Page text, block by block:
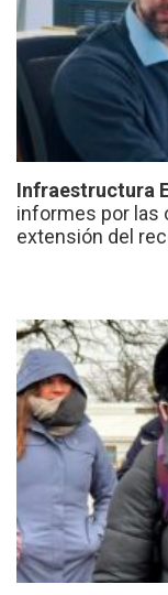
Infraestructura
informes por las
extensión del